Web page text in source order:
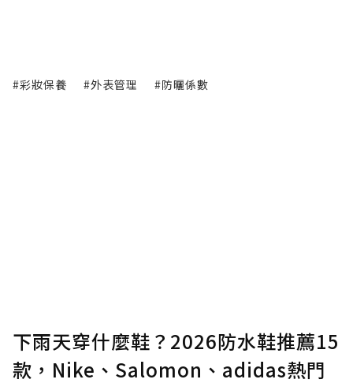
#彩妝保養 #外表管理 #防曬係數
下雨天穿什麼鞋？2026防水鞋推薦15
款，Nike、Salomon、adidas熱門